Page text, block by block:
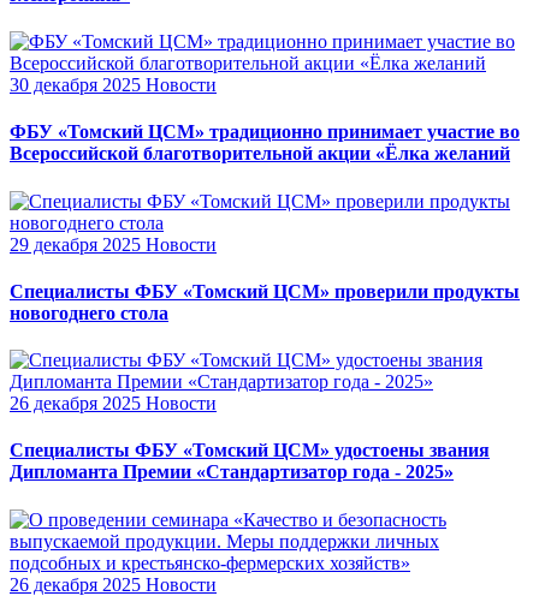
30 декабря 2025 Новости
ФБУ «Томский ЦСМ» традиционно принимает участие во
Всероссийской благотворительной акции «Ёлка желаний
29 декабря 2025 Новости
Специалисты ФБУ «Томский ЦСМ» проверили продукты
новогоднего стола
26 декабря 2025 Новости
Специалисты ФБУ «Томский ЦСМ» удостоены звания
Дипломанта Премии «Стандартизатор года - 2025»
26 декабря 2025 Новости